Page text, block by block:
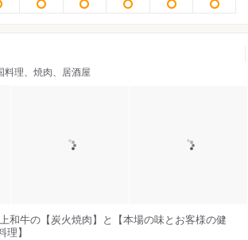
料理、焼肉、居酒屋
和牛の【炭火焼肉】と【本場の味とお客様の健
理】